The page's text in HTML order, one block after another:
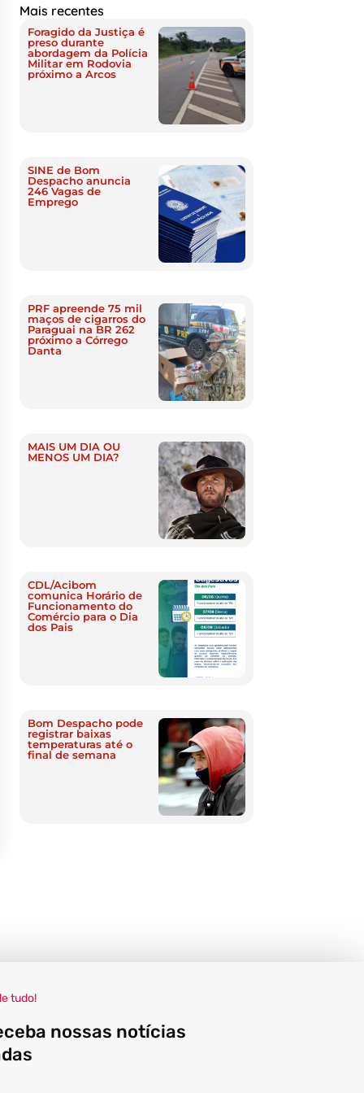
Mais recentes
Foragido da Justiça é
preso durante
abordagem da Polícia
Militar em Rodovia
próximo a Arcos
SINE de Bom
Despacho anuncia
246 Vagas de
Emprego
PRF apreende 75 mil
maços de cigarros do
Paraguai na BR 262
próximo a Córrego
Danta
MAIS UM DIA OU
MENOS UM DIA?
CDL/Acibom
comunica Horário de
Funcionamento do
Comércio para o Dia
dos Pais
Bom Despacho pode
registrar baixas
temperaturas até o
final de semana
tudo!
nossas notícias